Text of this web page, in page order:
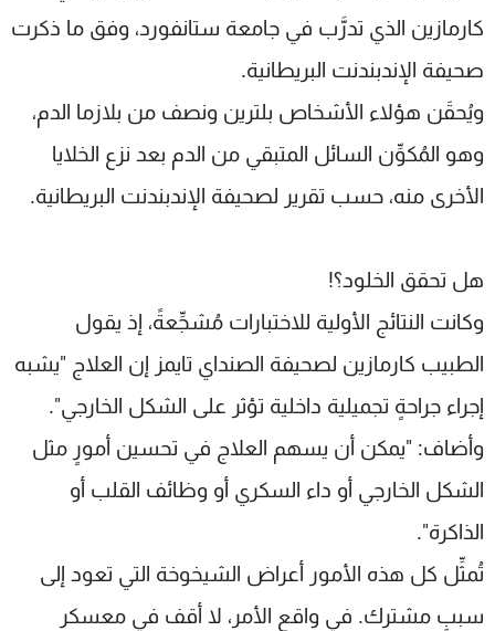
كارمازين الذي تدرَّب في جامعة ستانفورد، وفق ما ذكرت
صحيفة الإندبندنت البريطانية.
ويُحقَن هؤلاء الأشخاص بلترين ونصف من بلازما الدم،
وهو المُكوِّن السائل المتبقي من الدم بعد نزع الخلايا
الأخرى منه، حسب تقرير لصحيفة الإندبندنت البريطانية.
هل تحقق الخلود؟!
وكانت النتائج الأولية للاختبارات مُشجِّعةً، إذ يقول
الطبيب كارمازين لصحيفة الصنداي تايمز إن العلاج "يشبه
إجراء جراحةٍ تجميلية داخلية تؤثر على الشكل الخارجي".
وأضاف: "يمكن أن يسهم العلاج في تحسين أمورٍ مثل
الشكل الخارجي أو داء السكري أو وظائف القلب أو
الذاكرة".
تُمثِّل كل هذه الأمور أعراض الشيخوخة التي تعود إلى
سببٍ مشترك. في واقع الأمر، لا أقف في معسكر